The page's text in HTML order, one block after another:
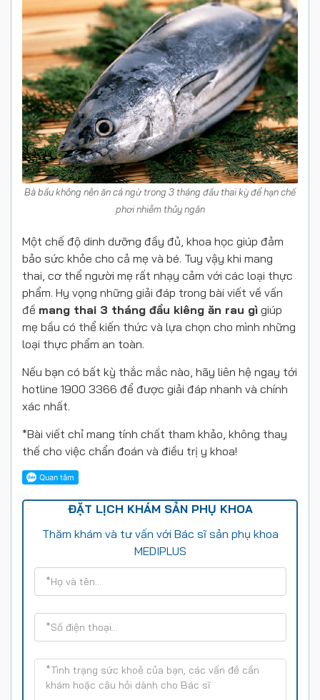
Bà bầu không nên ăn cá ngừ trong 3 tháng đầu thai kỳ để hạn chế
phơi nhiễm thủy ngân
Một chế độ dinh dưỡng đầy đủ, khoa học giúp đảm
bảo sức khỏe cho cả mẹ và bé. Tuy vậy khi mang
thai, cơ thể người mẹ rất nhạy cảm với các loại thực
phẩm. Hy vọng những giải đáp trong bài viết về vấn
đề mang thai 3 tháng đầu kiêng ăn rau gì giúp
mẹ bầu có thể kiến thức và lựa chọn cho mình những
loại thực phẩm an toàn.
Nếu bạn có bất kỳ thắc mắc nào, hãy liên hệ ngay tới
hotline 1900 3366 để được giải đáp nhanh và chính
xác nhất.
*Bài viết chỉ mang tính chất tham khảo, không thay
thế cho việc chẩn đoán và điều trị y khoa!
ĐẶT LỊCH KHÁM SẢN PHỤ KHOA
Thăm khám và tư vấn với Bác sĩ sản phụ khoa
MEDIPLUS